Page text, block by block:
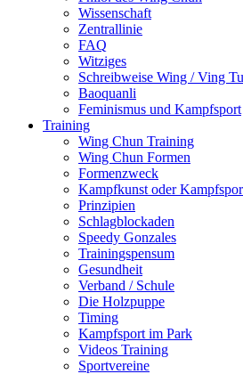
Wissenschaft
Zentrallinie
FAQ
Witziges
Schreibweise Wing / Ving
Baoquanli
Feminismus und Kampfsport
Training
Wing Chun Training
Wing Chun Formen
Formenzweck
Kampfkunst oder
Prinzipien
Schlagblockaden
Speedy Gonzales
Trainingspensum
Gesundheit
Verband / Schule
Die Holzpuppe
Timing
Kampfsport im Park
Videos Training
Sportvereine